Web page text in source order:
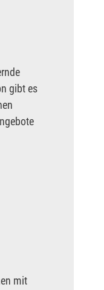
gibt es
mit